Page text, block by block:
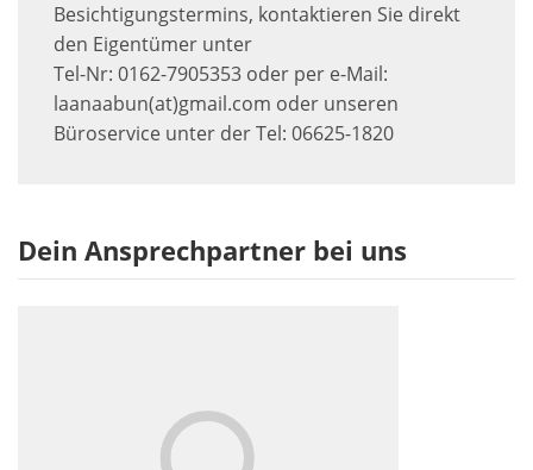
Besichtigungstermins, kontaktieren Sie direkt
den Eigentümer unter
Tel-Nr: 0162-7905353 oder per e-Mail:
laanaabun(at)gmail.com oder unseren
Büroservice unter der Tel: 06625-1820
Dein Ansprechpartner bei uns